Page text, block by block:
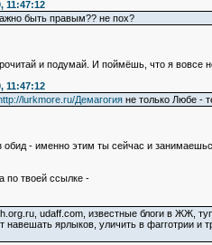
11:47:12
быть правым?? не пох?
и подумай. И поймёшь, что я вовсе
11:47:12
lurkmore.ru/Демагогияне только Любе -
- именно этим ты сейчас и
по твоей ссылке -
udaff.com, известные блоги в ЖЖ,
ярлыков, уличить в фагготрии и